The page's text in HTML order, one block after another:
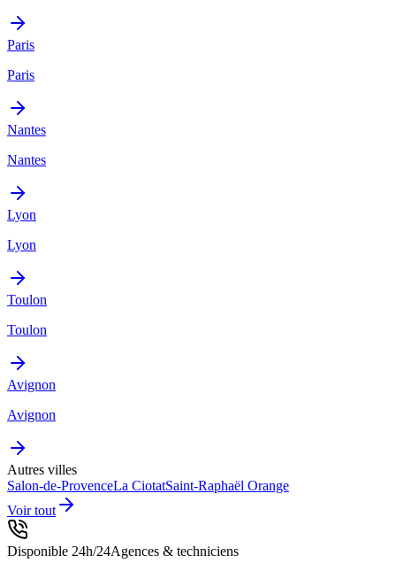
Paris
Paris
Nantes
Nantes
Lyon
Lyon
Toulon
Toulon
Avignon
Avignon
Autres villes
Salon-de-ProvenceLa CiotatSaint-Raphaël Orange
Voir tout
Disponible 24h/24Agences & techniciens